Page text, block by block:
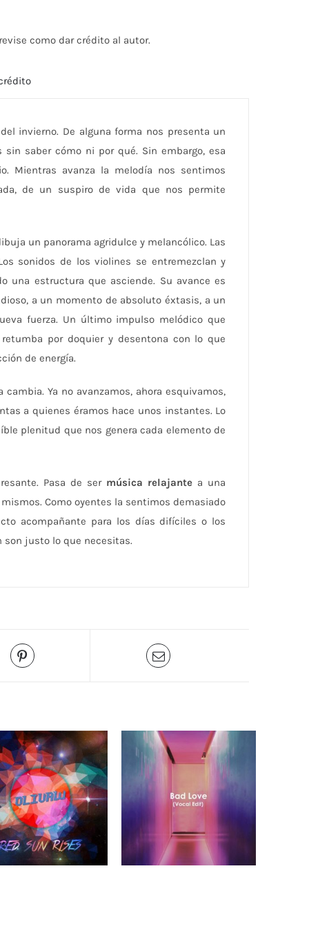
o
como dar crédito al autor.
invierno. De alguna forma nos presenta un
saber cómo ni por qué. Sin embargo, esa
Mientras avanza la melodía nos sentimos
de un suspiro de vida que nos permite
un panorama agridulce y melancólico. Las
sonidos de los violines se entremezclan y
una estructura que asciende. Su avance es
a un momento de absoluto éxtasis, a un
fuerza. Un último impulso melódico que
por doquier y desentona con lo que
de energía.
Ya no avanzamos, ahora esquivamos,
a quienes éramos hace unos instantes. Lo
plenitud que nos genera cada elemento de
Pasa de ser música relajante a una
Como oyentes la sentimos demasiado
acompañante para los días difíciles o los
son justo lo que necesitas.